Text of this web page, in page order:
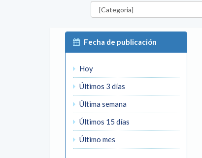
Fecha de publicación
Hoy
Últimos 3 días
Última semana
Últimos 15 días
Último mes